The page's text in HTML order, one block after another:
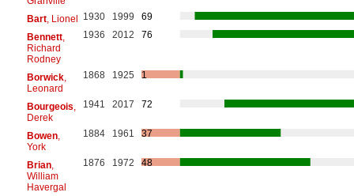
Bart, Lionel 1930 1999
69
Bennett,
Richard
Rodney
1936 2012 76
Borwick,
Leonard
1868 1925 1
Bourgeois
Derek
1941 2017 72
Bowen,
York
1884 1961 37
Brian,
William
Havergal
1876 1972 48